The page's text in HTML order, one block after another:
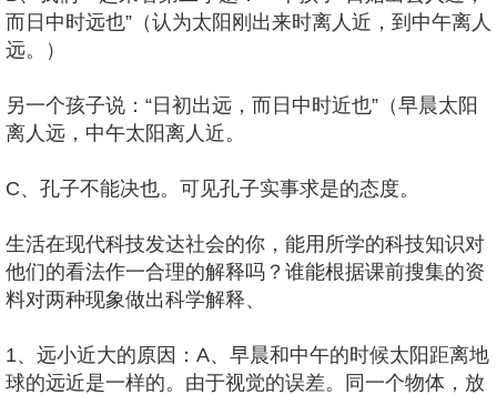
而日中时远也”（认为太阳刚出来时离人近，到中午离人
远。）
另一个孩子说：“日初出远，而日中时近也”（早晨太阳
离人远，中午太阳离人近。
C、孔子不能决也。可见孔子实事求是的态度。
生活在现代科技发达社会的你，能用所学的科技知识对
他们的看法作一合理的解释吗？谁能根据课前搜集的资
料对两种现象做出科学解释、
1、远小近大的原因：A、早晨和中午的时候太阳距离地
球的远近是一样的。由于视觉的误差。同一个物体，放